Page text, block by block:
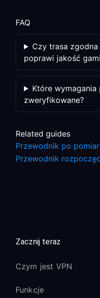
FAQ
Czy trasa
poprawi jakość
Które wymagania
zweryfikowane?
Related guides
Przewodnik po
Przewodnik
Zacznij teraz
Czym jest VPN
Funkcje